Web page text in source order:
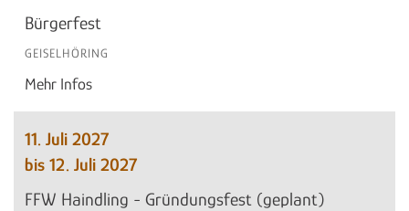
Bürgerfest
GEISELHÖRING
Mehr Infos
11. Juli 2027
bis 12. Juli 2027
FFW Haindling - Gründungsfest (geplant)